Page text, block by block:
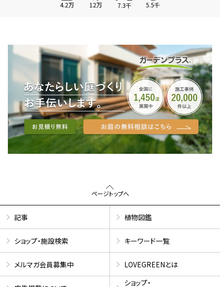
4.2万 12万 7.3千 5.5千
ページトップへ
記事 植物図鑑
ショップ・施設検索 キーワード一覧
メルマガ会員募集中 LOVEGREENとは
ショップ・